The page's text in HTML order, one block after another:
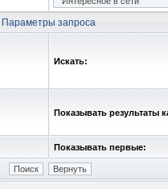
Параметры запроса
Искать:
Показывать результаты
Показывать первые: